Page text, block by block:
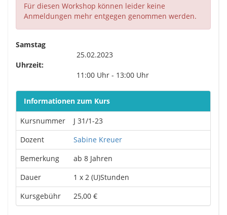
Für diesen Workshop können leider keine
Anmeldungen mehr entgegen genommen werden.
Samstag
25.02.2023
Uhrzeit:
11:00 Uhr - 13:00 Uhr
Informationen zum Kurs
Kursnummer
J 31/1-23
Dozent
Sabine Kreuer
Bemerkung
ab 8 Jahren
Dauer
1 x 2 (U)Stunden
Kursgebühr
25,00 €